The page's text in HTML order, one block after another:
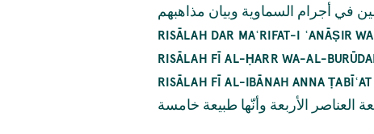
في أجرام السماوية وبيان مذاهبهم
RISĀLAH DAR MAʿRIFAT-I ʿANĀṢIR
RISĀLAH FĪ AL-ḤARR WA-AL-
RISĀLAH FĪ AL-IBĀNAH ANNA
العناصر الأربعة وأنّها طبيعة خامسة